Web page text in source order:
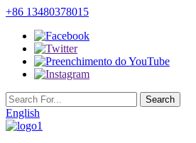
+86 13480378015
English